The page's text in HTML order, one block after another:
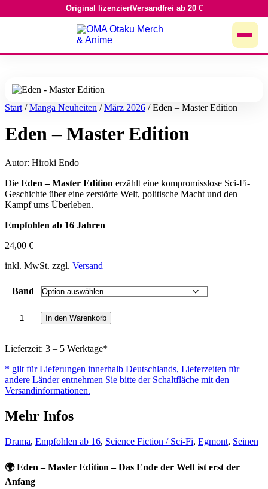
Inhalt
Original lizenziertVersandfrei ab 20 €
Start /Manga Neuheiten /März 2026 / Eden – Master Edition
Eden – Master Edition
Autor: Hiroki Endo
Die Eden – Master Edition erzählt eine kompromisslose Sci-Fi-
Geschichte über eine zerstörte Welt, politische Macht und den
Kampf ums Überleben.
Empfohlen ab 16 Jahren
24,00 €
inkl. MwSt. zzgl. Versand
Band
Eden
-
Edition
In den Warenkorb
Lieferzeit: 3 – 5 Werktage*
* gilt für Lieferungen innerhalb Deutschlands, Lieferzeiten für
andere Länder entnehmen Sie bitte der Schaltfläche mit den
Versandinformationen.
Mehr Infos
Drama, Empfohlen ab 16, Science Fiction / Sci-Fi, Egmont, Seinen
🌍Eden – Master Edition – Das Ende der Welt ist erst der
Anfang